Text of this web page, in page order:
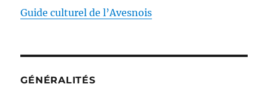
Guide culturel de l’Avesnois
GÉNÉRALITÉS